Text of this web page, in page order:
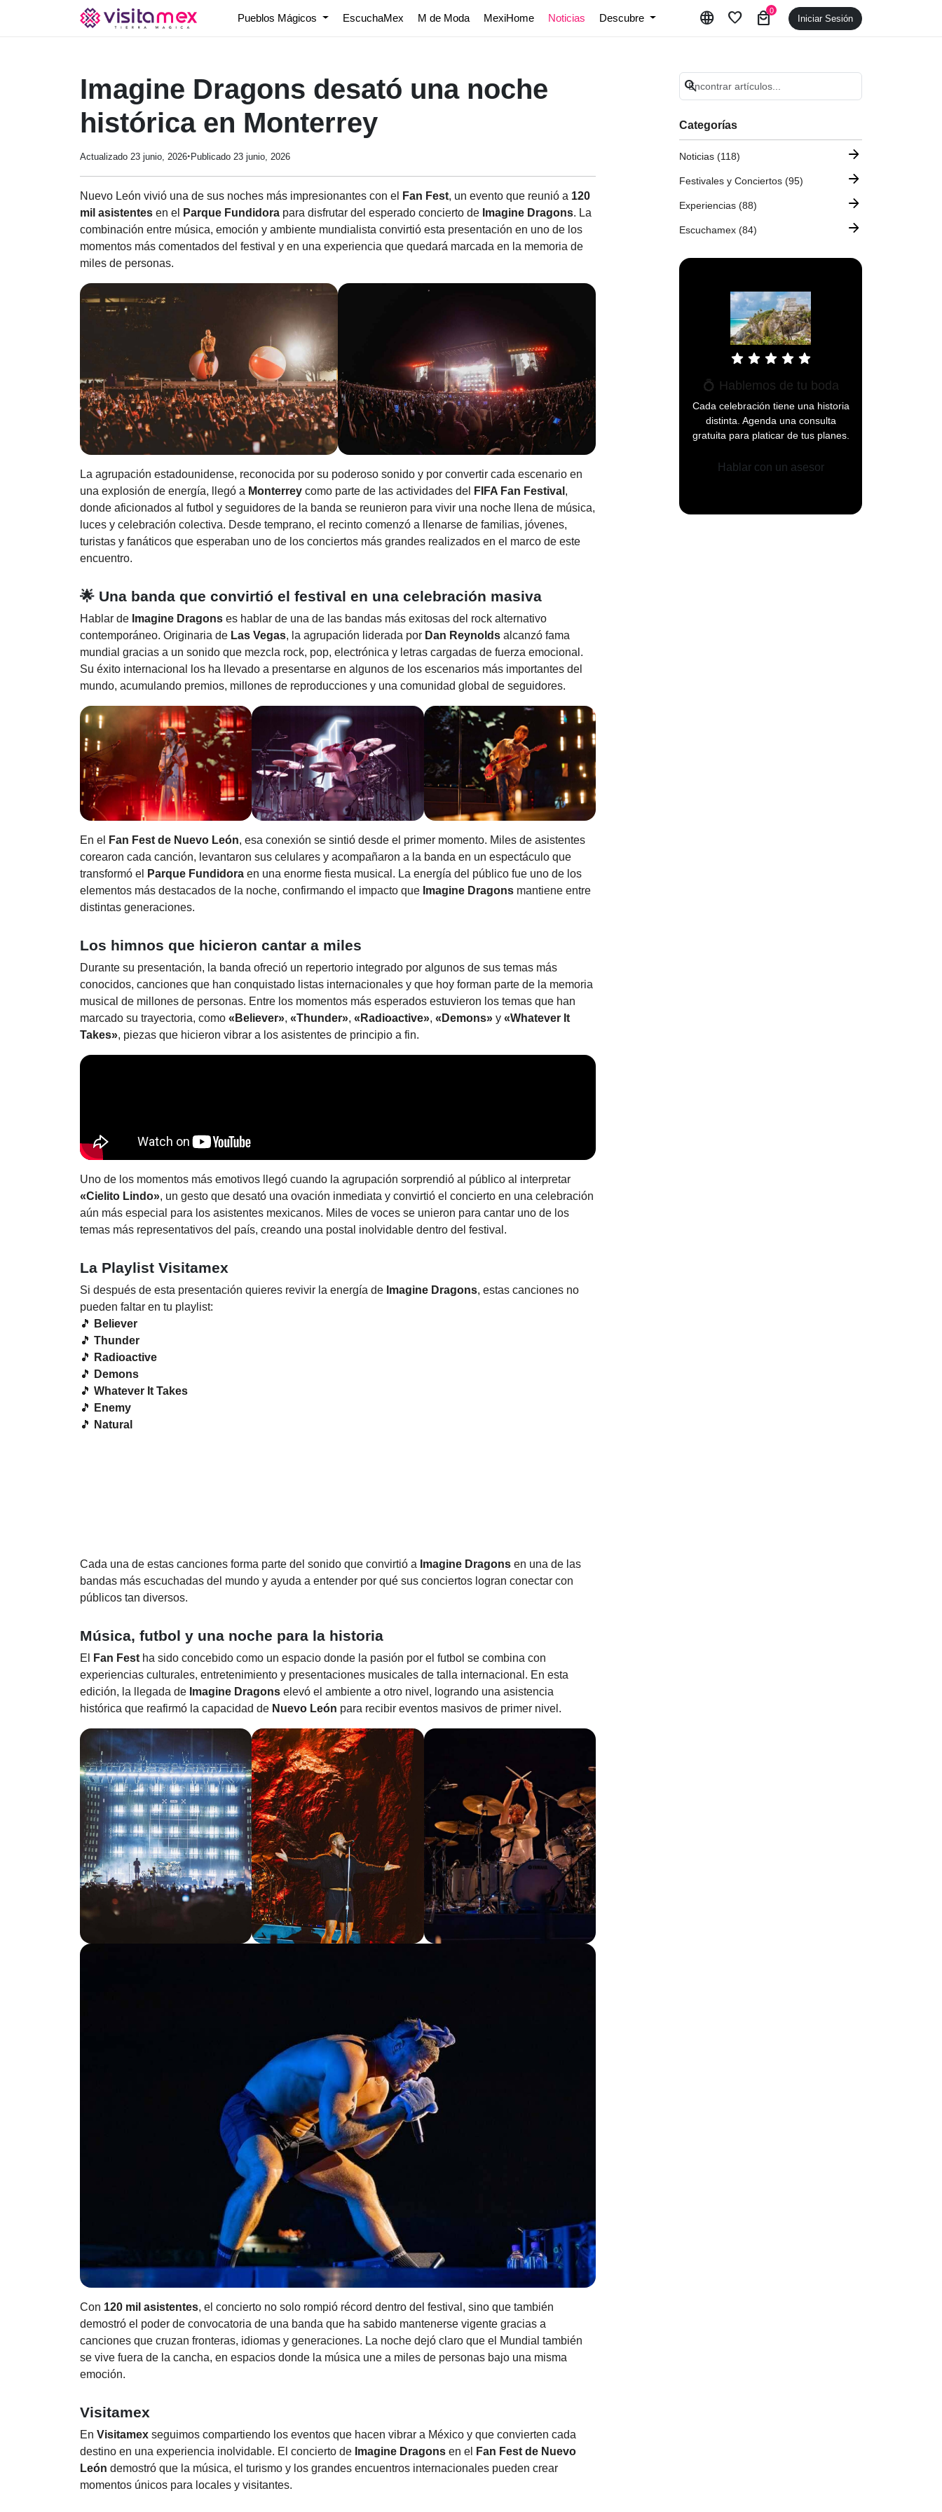
Pueblos Mágicos EscuchaMex M de Moda MexiHome Noticias Descubre language favorite 0
local_mall Iniciar Sesión
Imagine Dragons desató una noche
histórica en Monterrey
Actualizado 23 junio, 2026·Publicado 23 junio, 2026
Nuevo León vivió una de sus noches más impresionantes con el Fan Fest, un evento que reunió a 120
mil asistentes en el Parque Fundidora para disfrutar del esperado concierto de Imagine Dragons. La
combinación entre música, emoción y ambiente mundialista convirtió esta presentación en uno de los
momentos más comentados del festival y en una experiencia que quedará marcada en la memoria de
miles de personas.
La agrupación estadounidense, reconocida por su poderoso sonido y por convertir cada escenario en
una explosión de energía, llegó a Monterrey como parte de las actividades del FIFA Fan Festival ,
donde aficionados al futbol y seguidores de la banda se reunieron para vivir una noche llena de música,
luces y celebración colectiva. Desde temprano, el recinto comenzó a llenarse de familias, jóvenes,
turistas y fanáticos que esperaban uno de los conciertos más grandes realizados en el marco de este
encuentro.
🌟 Una banda que convirtió el festival en una celebración masiva
Hablar de Imagine Dragons es hablar de una de las bandas más exitosas del rock alternativo
contemporáneo. Originaria de Las Vegas, la agrupación liderada por Dan Reynolds alcanzó fama
mundial gracias a un sonido que mezcla rock, pop, electrónica y letras cargadas de fuerza emocional.
Su éxito internacional los ha llevado a presentarse en algunos de los escenarios más importantes del
mundo, acumulando premios, millones de reproducciones y una comunidad global de seguidores.
En el Fan Fest de Nuevo León, esa conexión se sintió desde el primer momento. Miles de asistentes
corearon cada canción, levantaron sus celulares y acompañaron a la banda en un espectáculo que
transformó el
Parque Fundidora en una enorme fiesta musical. La energía del público fue uno de los
elementos más destacados de la noche, confirmando el impacto que Imagine Dragons mantiene entre
distintas generaciones.
Los himnos que hicieron cantar a miles
Durante su presentación, la banda ofreció un repertorio integrado por algunos de sus temas más
conocidos, canciones que han conquistado listas internacionales y que hoy forman parte de la memoria
musical de millones de personas. Entre los momentos más esperados estuvieron los temas que han
marcado su trayectoria, como «Believer», «Thunder», «Radioactive», «Demons» y «Whatever It
Takes», piezas que hicieron vibrar a los asistentes de principio a fin.
Uno de los momentos más emotivos llegó cuando la agrupación sorprendió al público al interpretar
«Cielito Lindo», un gesto que desató una ovación inmediata y convirtió el concierto en una celebración
aún más especial para los asistentes mexicanos. Miles de voces se unieron para cantar uno de los
temas más representativos del país, creando una postal inolvidable dentro del festival.
La Playlist Visitamex
Si después de esta presentación quieres revivir la energía de Imagine Dragons, estas canciones no
pueden faltar en tu playlist:
🎵
Believer
🎵 Thunder
🎵
Radioactive
🎵
Demons
🎵 Whatever It Takes
🎵
Enemy
🎵
Natural
Cada una de estas canciones forma parte del sonido que convirtió a Imagine Dragons en una de las
bandas más escuchadas del mundo y ayuda a entender por qué sus conciertos logran conectar con
públicos tan diversos.
Música, futbol y una noche para la historia
El Fan Fest ha sido concebido como un espacio donde la pasión por el futbol se combina con
experiencias culturales, entretenimiento y presentaciones musicales de talla internacional. En esta
edición, la llegada de Imagine Dragons elevó el ambiente a otro nivel, logrando una asistencia
histórica que reafirmó la capacidad de Nuevo León para recibir eventos masivos de primer nivel.
Con 120 mil asistentes, el concierto no solo rompió récord dentro del festival, sino que también
demostró el poder de convocatoria de una banda que ha sabido mantenerse vigente gracias a
canciones que cruzan fronteras, idiomas y generaciones. La noche dejó claro que el Mundial también
se vive fuera de la cancha, en espacios donde la música une a miles de personas bajo una misma
emoción.
Visitamex
En Visitamex seguimos compartiendo los eventos que hacen vibrar a México y que convierten cada
destino en una experiencia inolvidable. El concierto de Imagine Dragons en el
Fan Fest de Nuevo
León demostró que la música, el turismo y los grandes encuentros internacionales pueden crear
momentos únicos para locales y visitantes.
search
Categorías
Noticias (118) arrow_forward
Festivales y Conciertos (95) arrow_forward
Experiencias (88) arrow_forward
Escuchamex (84) arrow_forward
star star star star star
💍 Hablemos de tu boda
Cada celebración tiene una historia
distinta. Agenda una consulta
gratuita para platicar de tus planes.
Hablar con un asesor